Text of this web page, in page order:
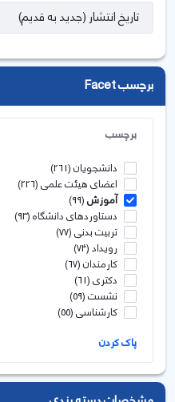
برچسب Facet
برچسب
دانشجویان(261)
اعضای هیئت علمی(226)
آموزش(99)
دستاوردهای دانشگاه(93)
تربیت بدنی(77)
رویداد(74)
کارمندان(67)
دکتری(61)
نشست(59)
کارشناسی(55)
پاک کردن